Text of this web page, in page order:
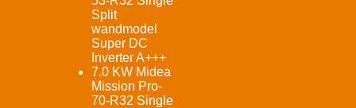
Split
wandmodel
Super DC
Inverter A+++
7.0 KW Midea
Mission Pro-
70-R32 Single